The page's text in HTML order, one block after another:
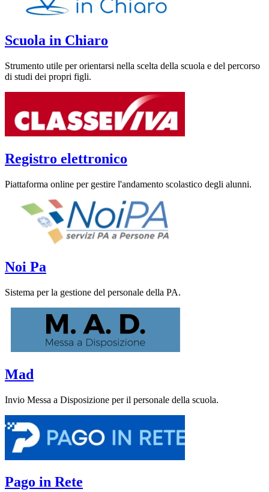
Scuola in Chiaro
Strumento utile per orientarsi nella scelta della scuola e del percorso
di studi dei propri figli.
Registro elettronico
Piattaforma online per gestire l'andamento scolastico degli alunni.
Noi Pa
Sistema per la gestione del personale della PA.
Mad
Invio Messa a Disposizione per il personale della scuola.
Pago in Rete